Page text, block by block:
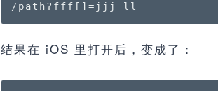
/path?fff[]=jjj ll
结果在 iOS 里打开后，变成了：